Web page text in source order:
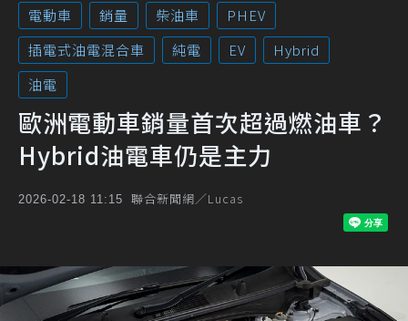
電動車 銷量 柴油車
PHEV
插電式油電混合車
純電 EV
Hybrid
油電
歐洲電動車銷量首次超過燃油車？
Hybrid油電車仍是主力
2026-02-18 11:15 聯合新聞網／Lucas